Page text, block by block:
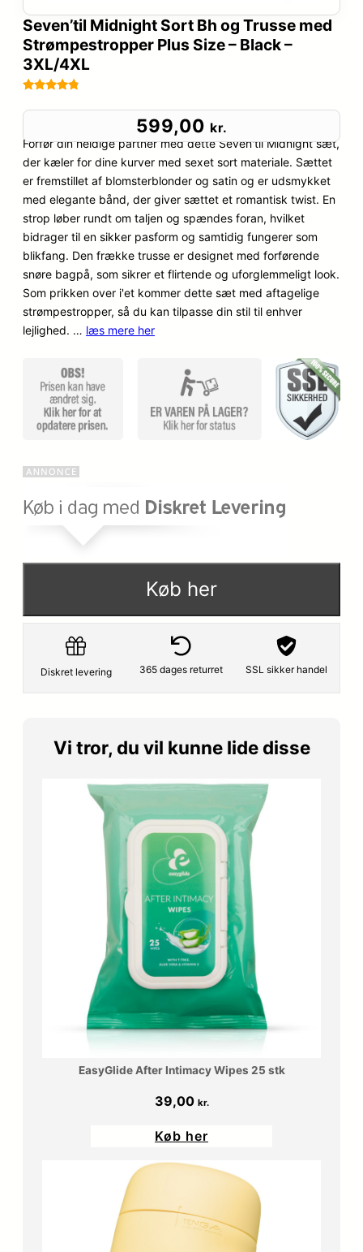
Seven’til Midnight Sort Bh og Trusse med
Strømpestropper Plus Size – Black –
3XL/4XL
som
baseret
på
kundebedø
mmelser
599,00 kr.
Forfør din heldige partner med dette Seven'til Midnight sæt,
der kæler for dine kurver med sexet sort materiale. Sættet
er fremstillet af blomsterblonder og satin og er udsmykket
med elegante bånd, der giver sættet et romantisk twist. En
strop løber rundt om taljen og spændes foran, hvilket
bidrager til en sikker pasform og samtidig fungerer som
blikfang. Den frække trusse er designet med forførende
snøre bagpå, som sikrer et flirtende og uforglemmeligt look.
Som prikken over i'et kommer dette sæt med aftagelige
strømpestropper, så du kan tilpasse din stil til enhver
lejlighed. … læs mere her
Køb her
Diskret levering 365 dages returret SSL sikker handel
Vi tror, du vil kunne lide disse
EasyGlide After Intimacy Wipes 25 stk
39,00 kr.
Køb her